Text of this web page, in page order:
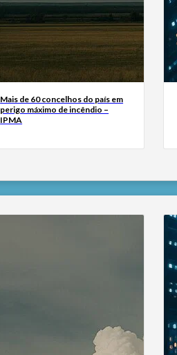
Mais de 60 concelhos do país em
perigo máximo de incêndio –
IPMA